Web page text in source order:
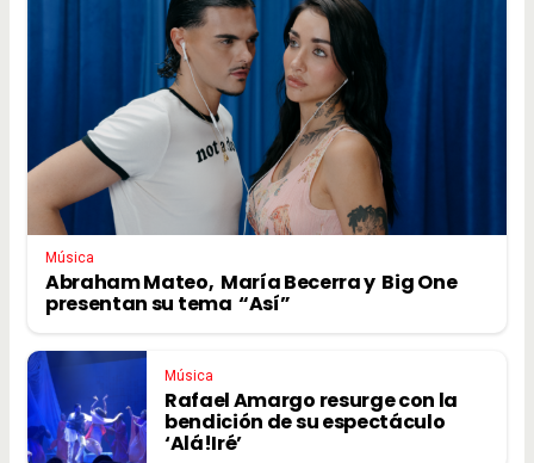
Música
Abraham Mateo, María Becerra y Big One
presentan su tema “Así”
Música
Rafael Amargo resurge con la
bendición de su espectáculo
‘Alá!Iré’